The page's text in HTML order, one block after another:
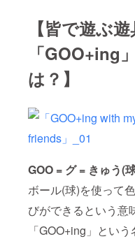
【皆で遊ぶ
「GOO+ing
は？】
GOO = グ = きゅう(
ボール(球)を使って
びができるという意
「GOO+ing」とい